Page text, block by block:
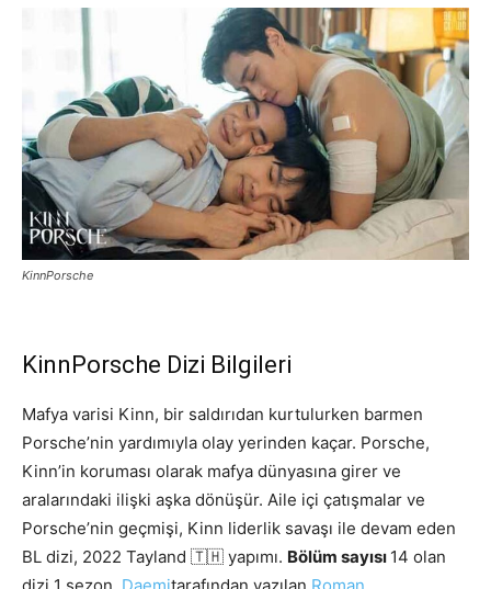
KinnPorsche
KinnPorsche Dizi Bilgileri
Mafya varisi Kinn, bir saldırıdan kurtulurken barmen
Porsche’nin yardımıyla olay yerinden kaçar. Porsche,
Kinn’in koruması olarak mafya dünyasına girer ve
aralarındaki ilişki aşka dönüşür. Aile içi çatışmalar ve
Porsche’nin geçmişi, Kinn liderlik savaşı ile devam eden
BL dizi, 2022 Tayland 🇹🇭 yapımı. Bölüm sayısı 14 olan